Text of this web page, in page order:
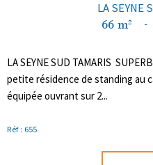
LA SEYNE
66 m² -
LA SEYNE SUD TAMARIS
petite résidence de standing au
équipée ouvrant sur 2...
Réf : 655